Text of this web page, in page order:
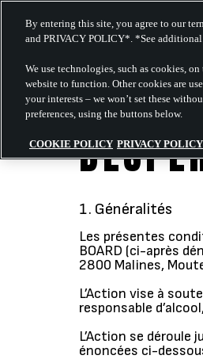
Généralités
Les présentes
BOARD (ci-après
2800 Malines,
L’Action vise à
responsable
L’Action se
énoncées ci-
By entering this site, you agree to our
and PRIVACY POLICY*. *See
We use technologies, such as cookies,
website to function. Other cookies are
your interests – we won’t set these
preferences, using the buttons below.
COOKIE POLICY PRIVACY POLICY